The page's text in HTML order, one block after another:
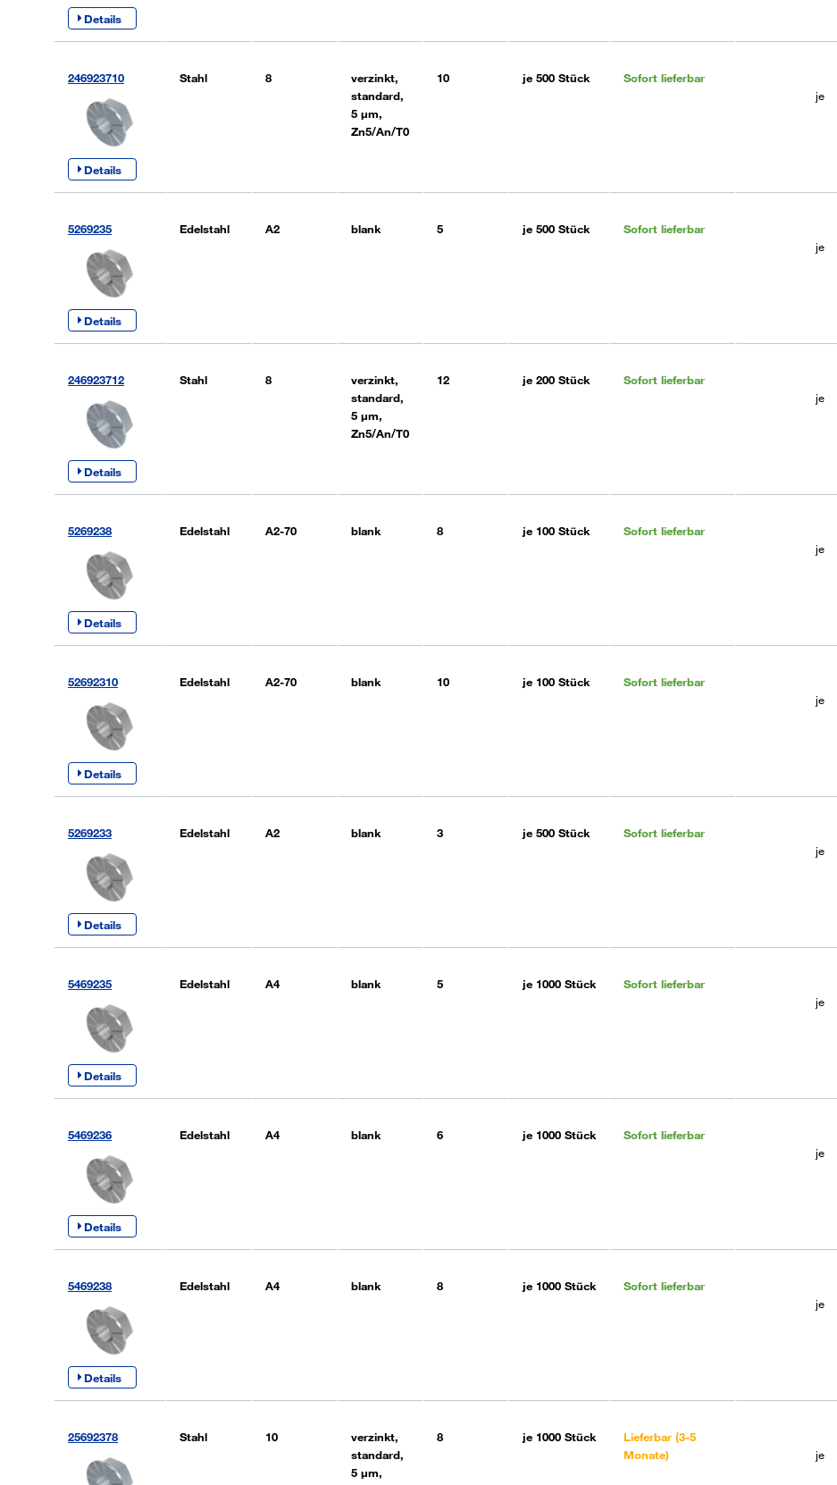
Details
246923710
Details
Stahl 8
verzinkt,
standard,
5 µm,
Zn5/An/T0
10 je 500 Stück
Sofort lieferbar
je
5269235
Details
Edelstahl A2 blank 5 je 500 Stück
Sofort lieferbar
je
246923712
Details
Stahl 8
verzinkt,
standard,
5 µm,
Zn5/An/T0
12 je 200 Stück
Sofort lieferbar
je
5269238
Details
Edelstahl A2-70 blank 8 je 100 Stück
Sofort lieferbar
je
52692310
Details
Edelstahl A2-70 blank 10 je 100 Stück
Sofort lieferbar
je
5269233
Details
Edelstahl A2 blank 3 je 500 Stück
Sofort lieferbar
je
5469235
Details
Edelstahl A4 blank 5 je 1000 Stück
Sofort lieferbar
je
5469236
Details
Edelstahl A4 blank 6 je 1000 Stück
Sofort lieferbar
je
5469238
Details
Edelstahl A4 blank 8 je 1000 Stück
Sofort lieferbar
je
25692378 Stahl 10
verzinkt,
standard,
5 µm,
8 je 1000 Stück
Lieferbar (3-5
Monate)
je